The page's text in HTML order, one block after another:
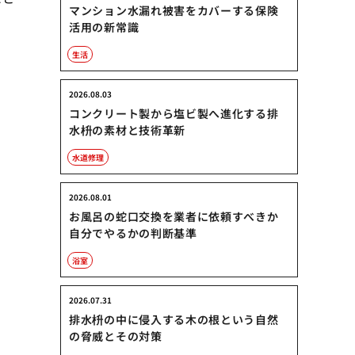
マンション水漏れ被害をカバーする保険
活用の新常識
生活
コンクリート製から塩ビ製へ進化する排
水枡の素材と技術革新
2026.08.03
水道修理
お風呂の蛇口交換を業者に依頼すべきか
自分でやるかの判断基準
2026.08.01
浴室
排水枡の中に侵入する木の根という自然
の脅威とその対策
2026.07.31